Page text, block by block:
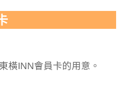
橫INN會員卡的用意。